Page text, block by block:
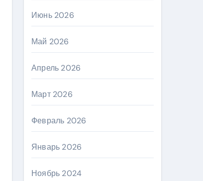
Июнь 2026
Май 2026
Апрель 2026
Март 2026
Февраль 2026
Январь 2026
Ноябрь 2024